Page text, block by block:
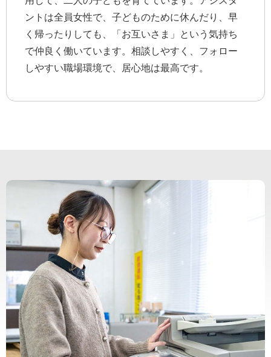
ントは全員女性で、子どものために休んだり、早
く帰ったりしても、「お互いさま」という気持ち
で仲良く働いています。相談しやすく、フォロー
しやすい職場環境で、居心地は最高です。